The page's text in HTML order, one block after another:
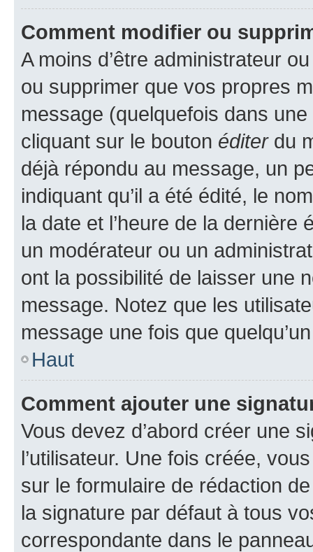
Comment modifier ou
A moins d’être administrateur
ou supprimer que vos propres
message (quelquefois dans
cliquant sur le bouton éditerdu
déjà répondu au message, un
indiquant qu’il a été édité, le
la date et l’heure de la dernière
un modérateur ou un
ont la possibilité de laisser une
message. Notez que les
message une fois que
Haut
Comment ajouter une
Vous devez d’abord créer une
l’utilisateur. Une fois créée,
sur le formulaire de rédaction
la signature par défaut à tous
correspondante dans le